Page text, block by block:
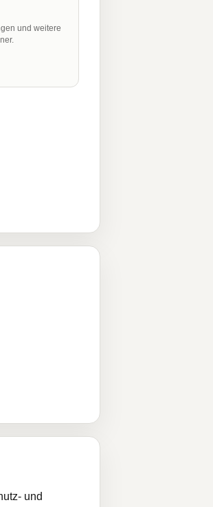
und weitere
und